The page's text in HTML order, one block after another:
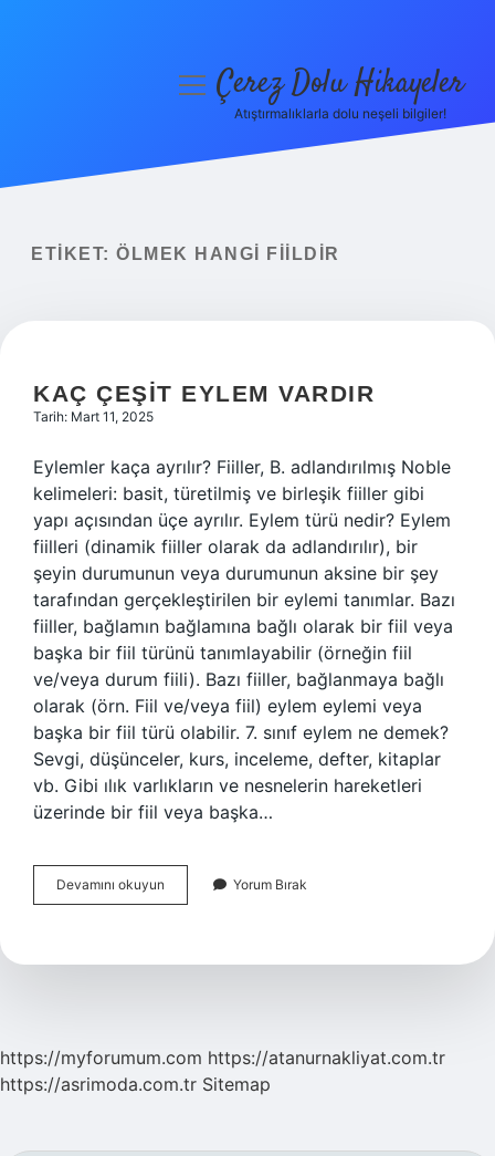
Yasal Uyarı
menüyüÇerez Dolu Hikayeler
Atıştırmalıklarla dolu neşeli bilgiler!
ETIKET: ÖLMEK HANGI FIILDIR
KAÇ ÇEŞIT EYLEM VARDIR
Tarih: Mart 11, 2025
Eylemler kaça ayrılır? Fiiller, B. adlandırılmış Noble
kelimeleri: basit, türetilmiş ve birleşik fiiller gibi
yapı açısından üçe ayrılır. Eylem türü nedir? Eylem
fiilleri (dinamik fiiller olarak da adlandırılır), bir
şeyin durumunun veya durumunun aksine bir şey
tarafından gerçekleştirilen bir eylemi tanımlar. Bazı
fiiller, bağlamın bağlamına bağlı olarak bir fiil veya
başka bir fiil türünü tanımlayabilir (örneğin fiil
ve/veya durum fiili). Bazı fiiller, bağlanmaya bağlı
olarak (örn. Fiil ve/veya fiil) eylem eylemi veya
başka bir fiil türü olabilir. 7. sınıf eylem ne demek?
Sevgi, düşünceler, kurs, inceleme, defter, kitaplar
vb. Gibi ılık varlıkların ve nesnelerin hareketleri
üzerinde bir fiil veya başka…
Devamını okuyun
Çeşit
Yorum Bırak
https://myforumum.com https://atanurnakliyat.com.tr
https://asrimoda.com.tr Sitemap